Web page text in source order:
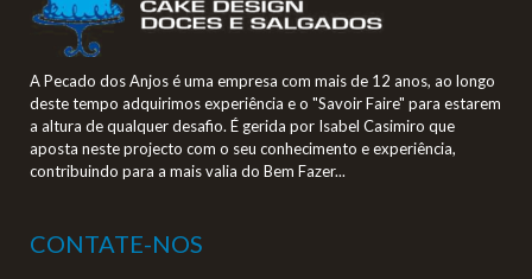
A Pecado dos Anjos é uma empresa com mais de 12 anos, ao longo
deste tempo adquirimos experiência e o "Savoir Faire" para estarem
a altura de qualquer desafio. É gerida por Isabel Casimiro que
aposta neste projecto com o seu conhecimento e experiência,
contribuindo para a mais valia do Bem Fazer...
CONTATE-NOS